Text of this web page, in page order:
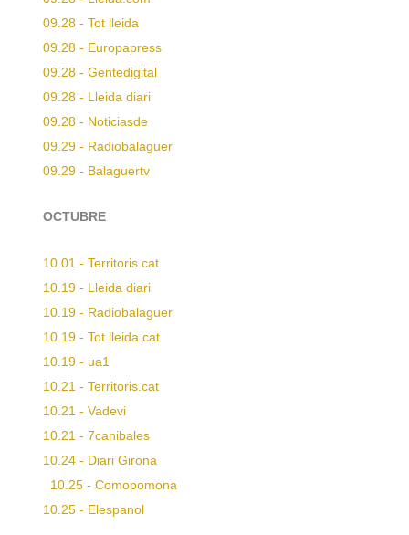
09.28 - Tot lleida
09.28 - Europapress
09.28 - Gentedigital
09.28 - Lleida diari
09.28 - Noticiasde
09.29 - Radiobalaguer
09.29 - Balaguertv
OCTUBRE
10.01 - Territoris.cat
10.19 - Lleida diari
10.19 - Radiobalaguer
10.19 - Tot lleida.cat
10.19 - ua1
10.21 - Territoris.cat
10.21 - Vadevi
10.21 - 7canibales
10.24 - Diari Girona
10.25 - Comopomona
10.25 - Elespanol